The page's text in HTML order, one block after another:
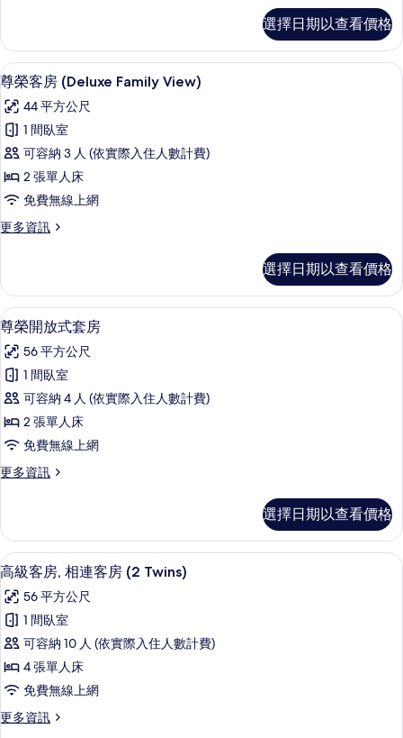
人
床
的
所
有
相
片
客
房,
2
張
單
人
床
的
詳
情
選擇日期以查看價格
顯
示
尊
榮
客
房
(Deluxe
Family
所
有
相
片
尊榮客房 (Deluxe Family View) | 客
3
尊榮客房 (Deluxe Family View)
44 平方公尺
1 間臥室
可容納 3 人 (依實際入住人數計費)
2 張單人床
免費無線上網
更多資訊
更
客
房
(Deluxe
Family
View)
的
詳
情
選擇日期以查看價格
顯
示
尊
榮
開
放
套
的
所
有
相
片
尊榮開放式套房 | 客房內保險箱、隔
5
尊榮開放式套房
56 平方公尺
1 間臥室
可容納 4 人 (依實際入住人數計費)
2 張單人床
免費無線上網
更多資訊
更
開
放
式
房
的
詳
情
選擇日期以查看價格
顯
示
高
級
客
房,
連
客房內保險箱、隔音、免費無線上網、
3
高級客房, 相連客房 (2 Twins)
56 平方公尺
1 間臥室
可容納 10 人 (依實際入住人數計費)
4 張單人床
免費無線上網
更多資訊
更